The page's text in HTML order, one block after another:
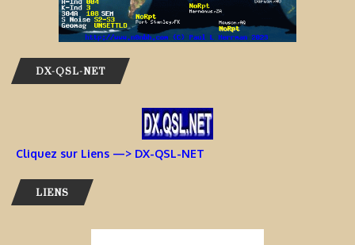
DX-QSL-NET
Cliquez sur Liens —> DX-QSL-NET
LIENS